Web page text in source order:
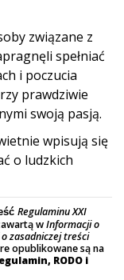
związane z
spełniać
i poczucia
prawdziwie
swoją pasją.
wpisują się
o ludzkich
Regulaminu XXI
wInformacji o
zasadniczej treści
opublikowane są na
RODO i